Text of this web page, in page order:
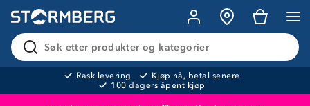
Søk etter produkter og kategorier
Rask levering
Kjøp nå, betal senere
100 dagers åpent kjøp